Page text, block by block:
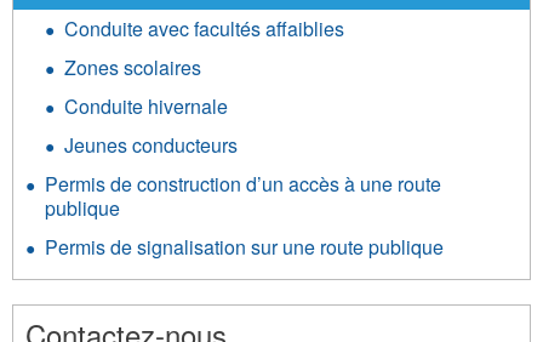
Conduite avec facultés affaiblies
Zones scolaires
Conduite hivernale
Jeunes conducteurs
Permis de construction d’un accès à une route
publique
Permis de signalisation sur une route publique